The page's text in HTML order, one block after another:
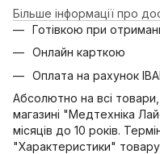
Більше інформації про
Готівкою при
Онлайн карткою
Оплата на рахунок
Абсолютно на всі
магазині "Медтехніка
місяців до 10 років.
"Характеристики"